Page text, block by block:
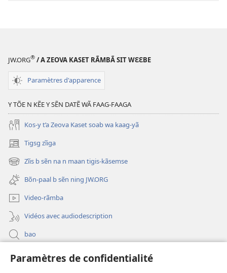
Paramètres de confidentialité
JW.ORG® / A ZEOVA KASET RÃMBÃ SIT WƐƐBE
Paramètres d'apparence
Y TÕE N KẼE Y SẼN DATẼ WÃ FAAG-FAAGA
Kos-y t’a Zeova Kaset soab wa kaag-yã
Tigsg zĩiga
(ouvre
une
nouvelle
fenêtre)
Zĩis b sẽn na n maan tigis-kãsemse
(ouvre
une
nouvelle
fenêtre)
Bõn-paal b sẽn ning JW.ORG
Video-rãmba
Vidéos avec audiodescription
bao
Kũuni
(ouvre